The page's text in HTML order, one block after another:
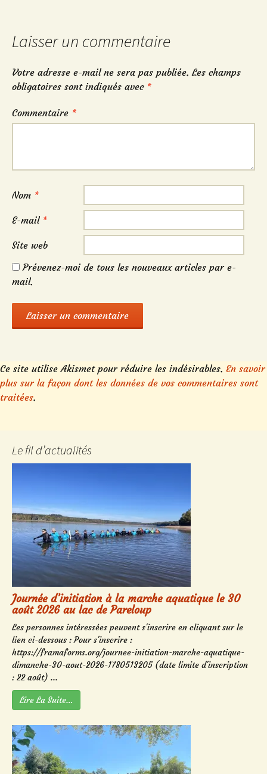
articles
Laisser un commentaire
Votre adresse e-mail ne sera pas publiée. Les champs
obligatoires sont indiqués avec *
Commentaire *
Nom *
E-mail *
Site web
Prévenez-moi de tous les nouveaux articles par e-
mail.
Ce site utilise Akismet pour réduire les indésirables. En savoir
plus sur la façon dont les données de vos commentaires sont
traitées.
Le fil d’actualités
Journée d’initiation à la marche aquatique le 30
août 2026 au lac de Pareloup
Les personnes intéressées peuvent s'inscrire en cliquant sur le
lien ci-dessous : Pour s'inscrire :
https://framaforms.org/journee-initiation-marche-aquatique-
dimanche-30-aout-2026-1780513205 (date limite d'inscription
: 22 août) ...
Lire La Suite…